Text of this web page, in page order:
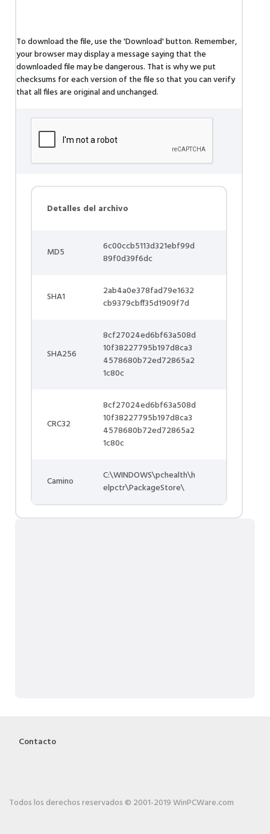
To download the file, use the 'Download' button. Remember,
your browser may display a message saying that the
downloaded file may be dangerous. That is why we put
checksums for each version of the file so that you can verify
that all files are original and unchanged.
Detalles del archivo
MD5
6c00ccb5113d321ebf99d
89f0d39f6dc
SHA1
2ab4a0e378fad79e1632
cb9379cbff35d1909f7d
SHA256
8cf27024ed6bf63a508d
10f38227795b197d8ca3
4578680b72ed72865a2
1c80c
CRC32
8cf27024ed6bf63a508d
10f38227795b197d8ca3
4578680b72ed72865a2
1c80c
Camino
C:\WINDOWS\pchealth\h
elpctr\PackageStore\
Contacto
Todos los derechos reservados © 2001-2019 WinPCWare.com